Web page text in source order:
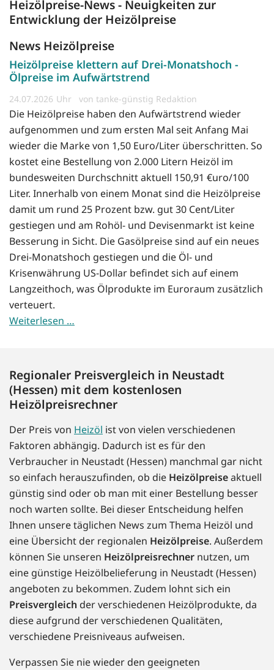
Heizölpreise-News - Neuigkeiten zur
Entwicklung der Heizölpreise
News Heizölpreise
Heizölpreise klettern auf Drei-Monatshoch -
Ölpreise im Aufwärtstrend
24.07.2026 von tanke-günstig Redaktion
Die Heizölpreise haben den Aufwärtstrend wieder
aufgenommen und zum ersten Mal seit Anfang Mai
wieder die Marke von 1,50 Euro/Liter überschritten. So
kostet eine Bestellung von 2.000 Litern Heizöl im
bundesweiten Durchschnitt aktuell 150,91 €uro/100
Liter. Innerhalb von einem Monat sind die Heizölpreise
damit um rund 25 Prozent bzw. gut 30 Cent/Liter
gestiegen und am Rohöl- und Devisenmarkt ist keine
Besserung in Sicht. Die Gasölpreise sind auf ein neues
Drei-Monatshoch gestiegen und die Öl- und
Krisenwährung US-Dollar befindet sich auf einem
Langzeithoch, was Ölprodukte im Euroraum zusätzlich
verteuert.
Weiterlesen …
Regionaler Preisvergleich in Neustadt
(Hessen) mit dem kostenlosen
Heizölpreisrechner
Der Preis von Heizöl ist von vielen verschiedenen
Faktoren abhängig. Dadurch ist es für den
Verbraucher in Neustadt (Hessen) manchmal gar nicht
so einfach herauszufinden, ob die Heizölpreiseaktuell
günstig sind oder ob man mit einer Bestellung besser
noch warten sollte. Bei dieser Entscheidung helfen
Ihnen unsere täglichen News zum Thema Heizöl und
eine Übersicht der regionalen Heizölpreise. Außerdem
können Sie unseren Heizölpreisrechner nutzen, um
eine günstige Heizölbelieferung in Neustadt (Hessen)
angeboten zu bekommen. Zudem lohnt sich ein
Preisvergleich der verschiedenen Heizölprodukte, da
diese aufgrund der verschiedenen Qualitäten,
verschiedene Preisniveaus aufweisen.
Verpassen Sie nie wieder den geeigneten